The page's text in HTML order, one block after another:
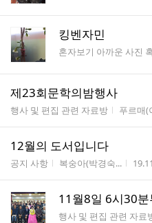
킹벤자민
게시판명
혼자보기 아까운 사진
제23회문학의밤행사
게시판명
행사 및 편집 관련 자료방 작성자
푸르매(
12월의 도서입니다
게시판명
공지 사항 작성자
복숭아(박경숙... 작성
11월8일 6시30
게시판명
행사 및 편집 관련 자료